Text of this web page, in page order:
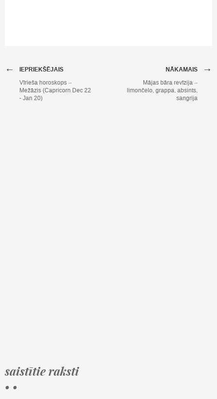
IEPRIEKŠĒJAIS
←
Vīrieša horoskops –
Mežāzis (Capricorn Dec 22
- Jan 20)
NĀKAMAIS →
Mājas bāra revīzija –
limončelo, grappa, absints,
sangrija
saistītie raksti
• •